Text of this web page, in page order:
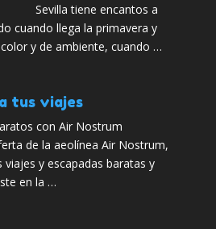
Sevilla tiene encantos a
cuando llega la primavera y
y de ambiente, cuando …
tus viajes
con Air Nostrum
de la aeolínea Air Nostrum,
viajes y escapadas baratas y
en la …